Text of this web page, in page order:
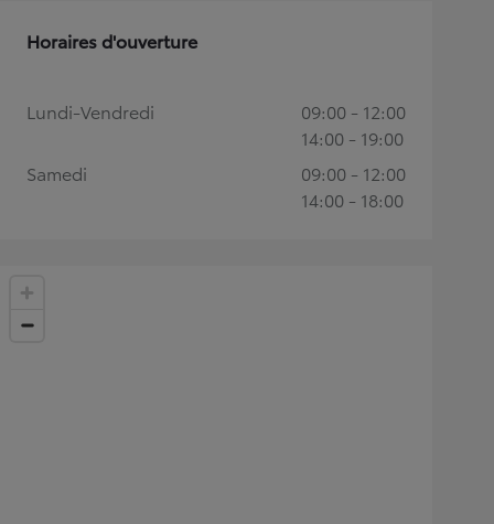
Horaires d'ouverture
Lundi-Vendredi
09:00 - 12:00
14:00 - 19:00
Samedi
09:00 - 12:00
14:00 - 18:00